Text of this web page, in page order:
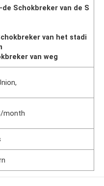
Schokbreker van de S
van het stadi
van weg
month